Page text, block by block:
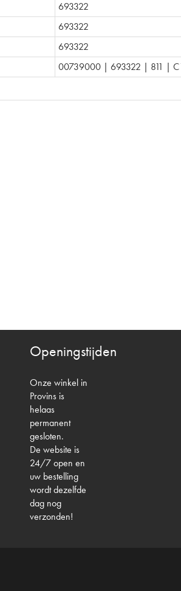
693322
693322
693322
00739000 | 693322 | 811 |
Openingstijden
Onze winkel in
Provins is
helaas
permanent
gesloten.
De website is
24/7 open en
uw bestelling
wordt dezelfde
dag nog
verzonden!